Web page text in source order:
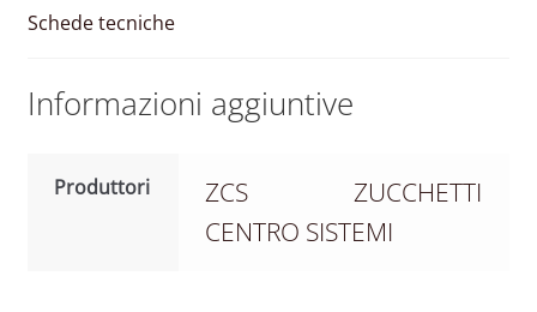
Schede tecniche
Informazioni aggiuntive
Produttori
ZCS ZUCCHETTI
CENTRO SISTEMI